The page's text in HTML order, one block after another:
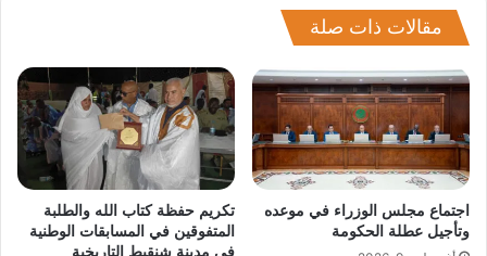
مقالات ذات صلة
اجتماع مجلس الوزراء في موعده
وتأجيل عطلة الحكومة
تكريم حفظة كتاب الله والطلبة
المتفوقين في المسابقات الوطنية
في مدينة شنقيط التاريخية